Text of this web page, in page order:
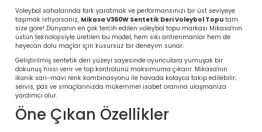
Tamamlayıcı Spor Ekipmanları |
– Organizasyonlar için
| ASSA SPOR
Voleybol sahalarında fark yaratmak ve performansınızı bir üst seviyeye
taşımak istiyorsanız, Mikasa V360W Sentetik Deri Voleybol Topu tam
size göre! Dünyanın en çok tercih edilen voleybol topu markası Mikasa'nın
üstün teknolojisiyle üretilen bu model, hem sıkı antrenmanlar hem de
heyecan dolu maçlar için kusursuz bir deneyim sunar.
Geliştirilmiş sentetik deri yüzeyi sayesinde oyunculara yumuşak bir
dokunuş hissi verir ve top kontrolünü maksimuma çıkarır. Mikasa'nın
ikonik sarı-mavi renk kombinasyonu ile havada kolayca takip edilebilir;
servis, pas ve smaçlarınızda mükemmel isabet oranına ulaşmanıza
yardımcı olur.
Öne Çıkan Özellikler